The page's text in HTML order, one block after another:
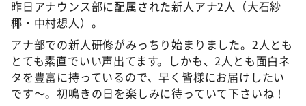
昨日アナウンス部に配属された新人アナ2人（大石紗
椰・中村想人）。
アナ部での新人研修がみっちり始まりました。2人とも
とても素直でいい声出てます。しかも、2人とも面白ネ
タを豊富に持っているので、早く皆様にお届けしたい
です〜。初鳴きの日を楽しみに待っていて下さいね！